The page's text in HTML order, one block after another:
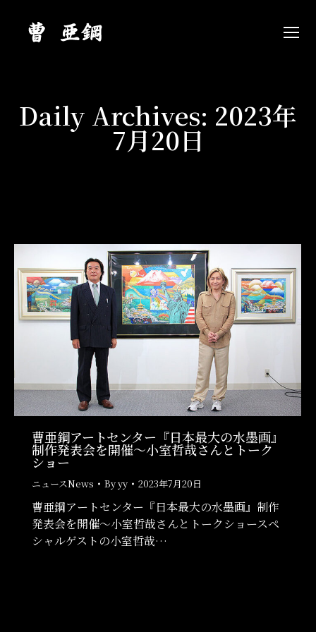
Daily Archives: 2023年
7月20日
曹亜鋼アートセンター『日本最大の水墨画』
制作発表会を開催〜小室哲哉さんとトーク
ショー
ニュースNews Byyy 2023年7月20日
曹亜鋼アートセンター『日本最大の水墨画』制作
発表会を開催〜小室哲哉さんとトークショースペ
シャルゲストの小室哲哉…